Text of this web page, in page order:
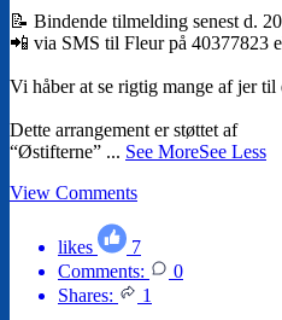
📝 Bindende tilmelding senest d.
📲 via SMS til Fleur på 40377823
Vi håber at se rigtig mange af jer
Dette arrangement er støttet af
“Østifterne” ... See MoreSee Less
View Comments
likes
7
Comments:
0
Shares:
1